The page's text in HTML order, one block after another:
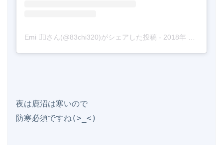
Emi ◡̈⃝さん(@83chi320)がシェアした投稿 - 2018年 1月月27日午前6時57分PST
夜は鹿沼は寒いので